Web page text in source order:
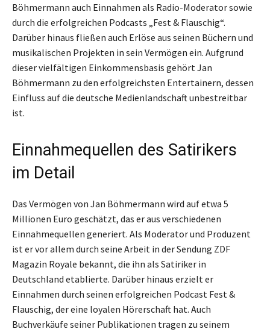
Böhmermann auch Einnahmen als Radio-Moderator sowie
durch die erfolgreichen Podcasts „Fest & Flauschig“.
Darüber hinaus fließen auch Erlöse aus seinen Büchern und
musikalischen Projekten in sein Vermögen ein. Aufgrund
dieser vielfältigen Einkommensbasis gehört Jan
Böhmermann zu den erfolgreichsten Entertainern, dessen
Einfluss auf die deutsche Medienlandschaft unbestreitbar
ist.
Einnahmequellen des Satirikers
im Detail
Das Vermögen von Jan Böhmermann wird auf etwa 5
Millionen Euro geschätzt, das er aus verschiedenen
Einnahmequellen generiert. Als Moderator und Produzent
ist er vor allem durch seine Arbeit in der Sendung ZDF
Magazin Royale bekannt, die ihn als Satiriker in
Deutschland etablierte. Darüber hinaus erzielt er
Einnahmen durch seinen erfolgreichen Podcast Fest &
Flauschig, der eine loyalen Hörerschaft hat. Auch
Buchverkäufe seiner Publikationen tragen zu seinem